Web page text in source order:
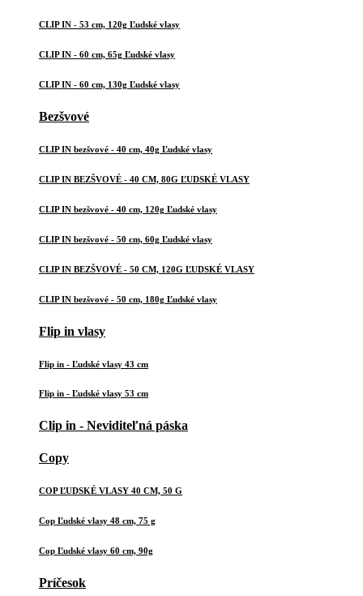
CLIP IN - 53 cm, 120g Ľudské vlasy
CLIP IN - 60 cm, 65g Ľudské vlasy
CLIP IN - 60 cm, 130g Ľudské vlasy
Bezšvové
CLIP IN bezšvové - 40 cm, 40g Ľudské vlasy
CLIP IN BEZŠVOVÉ - 40 CM, 80G ĽUDSKÉ VLASY
CLIP IN bezšvové - 40 cm, 120g Ľudské vlasy
CLIP IN bezšvové - 50 cm, 60g Ľudské vlasy
CLIP IN BEZŠVOVÉ - 50 CM, 120G ĽUDSKÉ VLASY
CLIP IN bezšvové - 50 cm, 180g Ľudské vlasy
Flip in vlasy
Flip in - Ľudské vlasy 43 cm
Flip in - Ľudské vlasy 53 cm
Clip in - Neviditeľná páska
Copy
COP ĽUDSKÉ VLASY 40 CM, 50 G
Cop Ľudské vlasy 48 cm, 75 g
Cop Ľudské vlasy 60 cm, 90g
Príčesok